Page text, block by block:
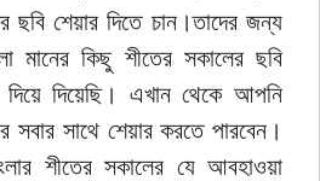
ছবি শেয়ার দিতে চান।তাদের জন্য
মানের কিছু শীতের সকালের ছবি
দিয়েছি। এখান থেকে আপনি
সাথে শেয়ার করতে পারবেন।
শীতের সকালের যে আবহাওয়া